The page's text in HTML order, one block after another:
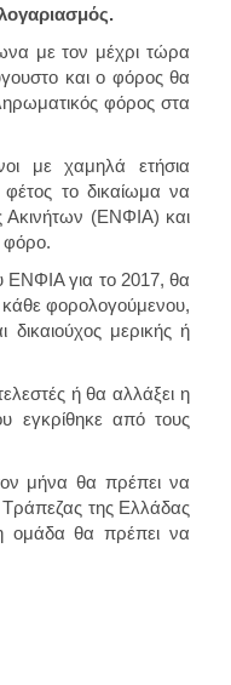
με τον μέχρι τώρα
και ο φόρος θα
φόρος στα
με χαμηλά ετήσια
το δικαίωμα να
Ακινήτων (ΕΝΦΙΑ) και
φόρο.
ΕΝΦΙΑ για το 2017, θα
κάθε φορολογούμενου,
μερικής ή
ή θα αλλάξει η
εγκρίθηκε από τους
μήνα θα πρέπει να
Τράπεζας της Ελλάδας
η ομάδα θα πρέπει να